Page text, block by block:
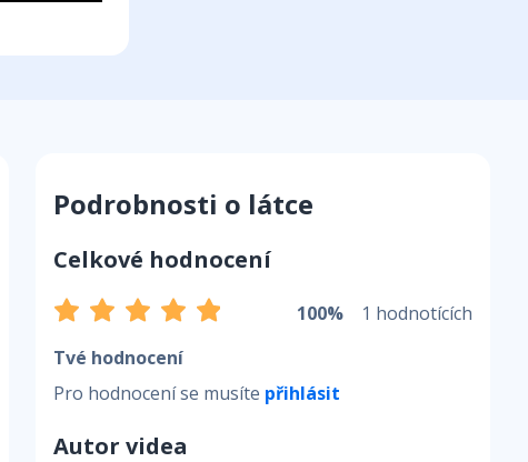
Podrobnosti o látce
Celkové hodnocení
100%
1 hodnotících
Tvé hodnocení
Pro hodnocení se musíte přihlásit
Autor videa